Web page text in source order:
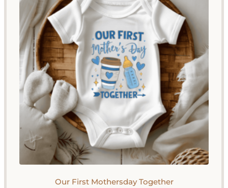
Our First Mothersday Together